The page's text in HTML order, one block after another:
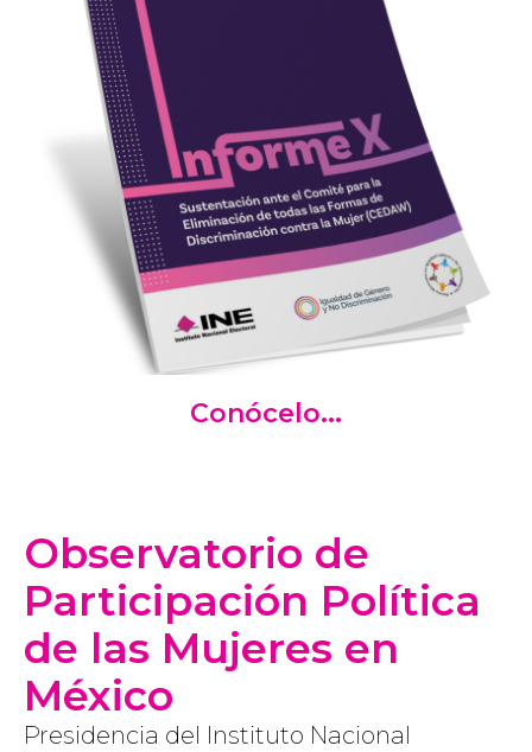
Conócelo...
Observatorio de
Participación Política
de las Mujeres en
México
Presidencia del Instituto Nacional